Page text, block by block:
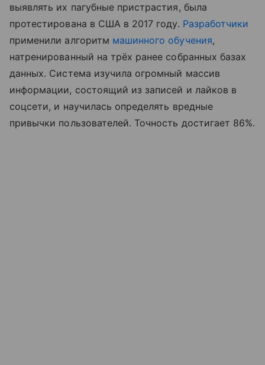
выявлять их пагубные пристрастия, была
протестирована в США в 2017 году. Разработчики
применили алгоритм машинного обучения,
натренированный на трёх ранее собранных базах
данных. Система изучила огромный массив
информации, состоящий из записей и лайков в
соцсети, и научилась определять вредные
привычки пользователей. Точность достигает 86%.